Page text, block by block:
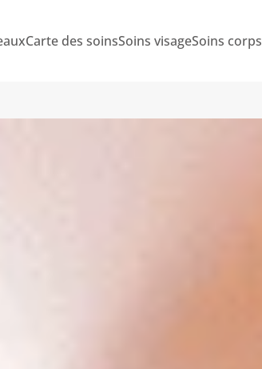
Carte des soinsSoins visageSoins corps